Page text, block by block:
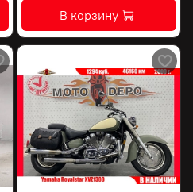
В корзину